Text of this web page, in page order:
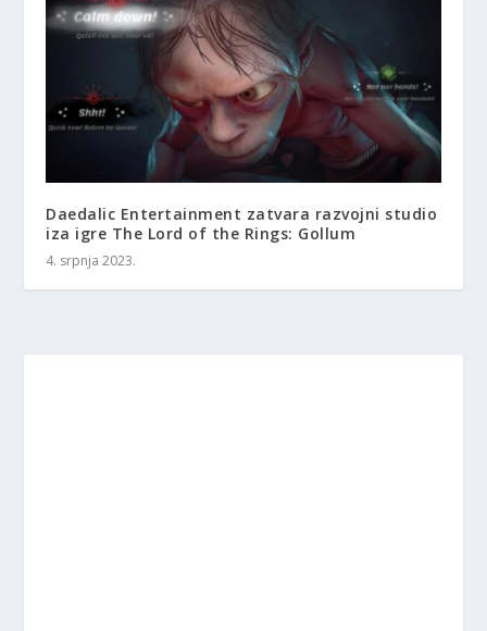
Daedalic Entertainment zatvara razvojni studio
iza igre The Lord of the Rings: Gollum
4. srpnja 2023.